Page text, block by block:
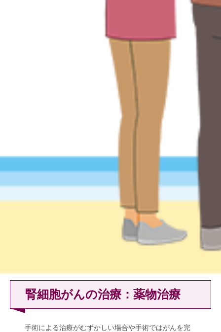
腎細胞がんの治療：薬物治療
手術による治療がむずかしい場合や手術ではがんを完